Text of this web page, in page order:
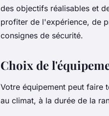
des objectifs réalisables et
profiter de l'expérience, de
consignes de sécurité.
Choix de
Votre équipement peut faire
au climat, à la durée de la